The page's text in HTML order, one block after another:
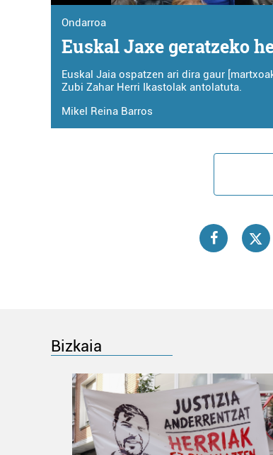
Ondarroa
Euskal Jaxe geratzeko
Euskal Jaia ospatzen ari dira gaur
Zubi Zahar Herri Ikastolak antolatuta.
Mikel Reina Barros
Bizkaia